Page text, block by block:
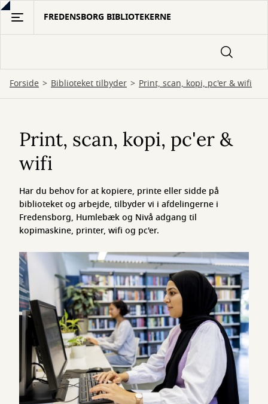
Gå
hovedindhold
FREDENSBORG BIBLIOTEKERNE
Forside Biblioteket tilbyder Print, scan, kopi, pc'er & wifi
scan,
pc'er
wifi
Print, scan, kopi, pc'er &
wifi
Har du behov for at kopiere, printe eller sidde på
biblioteket og arbejde, tilbyder vi i afdelingerne i
Fredensborg, Humlebæk og Nivå adgang til
kopimaskine, printer, wifi og pc'er.